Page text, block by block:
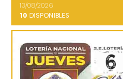
13/08/2026
10 DISPONIBLES